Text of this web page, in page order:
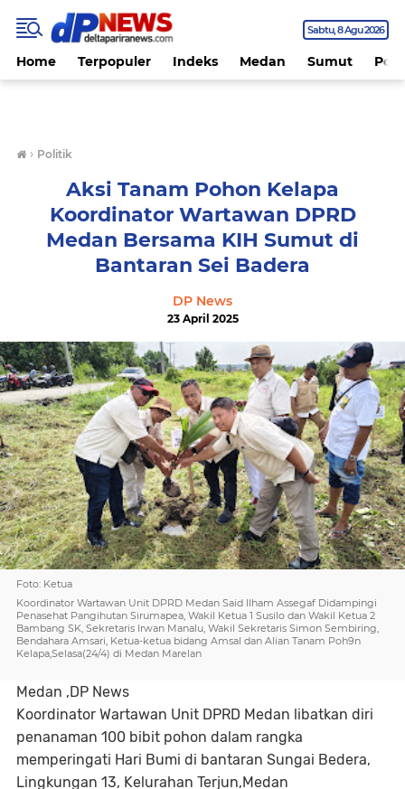
Sabtu 8 Agu 2026
Home Terpopuler Indeks Medan Sumut
› Politik
Aksi Tanam Pohon Kelapa
Koordinator Wartawan DPRD
Medan Bersama KIH Sumut di
Bantaran Sei Badera
DP News
23 April 2025
Foto: Ketua
Koordinator Wartawan Unit DPRD Medan Said Ilham Assegaf Didampingi
Penasehat Pangihutan Sirumapea, Wakil Ketua 1 Susilo dan Wakil Ketua 2
Bambang SK, Sekretaris Irwan Manalu, Wakil Sekretaris Simon Sembiring,
Bendahara Amsari, Ketua-ketua bidang Amsal dan Alian Tanam Poh9n
Kelapa,Selasa(24/4) di Medan Marelan
Medan ,DP News
Koordinator Wartawan Unit DPRD Medan libatkan diri
penanaman 100 bibit pohon dalam rangka
memperingati Hari Bumi di bantaran Sungai Bedera,
Lingkungan 13, Kelurahan Terjun,Medan